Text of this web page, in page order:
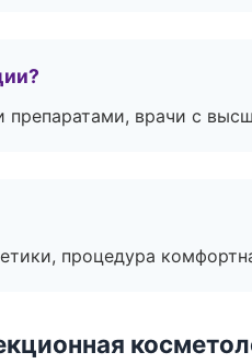
препаратами, врачи с
процедура